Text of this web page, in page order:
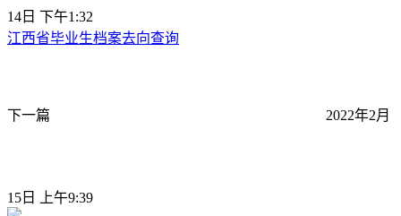
14日 下午1:32
江西省毕业生档案去向查询
下一篇 2022年2月
15日 上午9:39